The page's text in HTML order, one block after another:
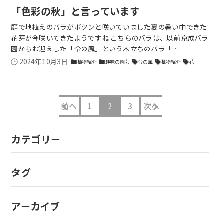
「色彩の秋」と言っています
庭で地植えのバラがポツンと咲いていました夏の暑い中できた
花芽が今咲いてきたようですね こちらのバラは、以前京成バラ
園からお迎えした「令の風」という木立ちのバラ「…
2024年10月3日 folder植物紹介 folder趣味の園芸 sell令の風 sell植物紹介 sell花
前へ 1 2 3 次へ
カテゴリー
タグ
アーカイブ